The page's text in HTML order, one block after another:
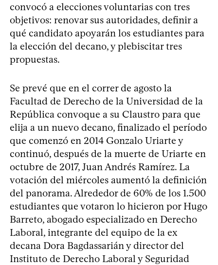
convocó a elecciones voluntarias con tres
objetivos: renovar sus autoridades, definir a
qué candidato apoyarán los estudiantes para
la elección del decano, y plebiscitar tres
propuestas.
Se prevé que en el correr de agosto la
Facultad de Derecho de la Universidad de la
República convoque a su Claustro para que
elija a un nuevo decano, finalizado el período
que comenzó en 2014 Gonzalo Uriarte y
continuó, después de la muerte de Uriarte en
octubre de 2017, Juan Andrés Ramírez. La
votación del miércoles aumentó la definición
del panorama. Alrededor de 60% de los 1.500
estudiantes que votaron lo hicieron por Hugo
Barreto, abogado especializado en Derecho
Laboral, integrante del equipo de la ex
decana Dora Bagdassarián y director del
Instituto de Derecho Laboral y Seguridad